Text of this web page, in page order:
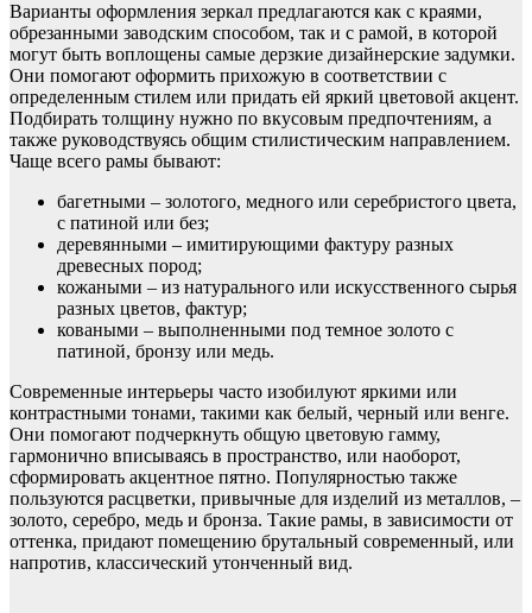
Варианты оформления зеркал предлагаются как с краями,
обрезанными заводским способом, так и с рамой, в которой
могут быть воплощены самые дерзкие дизайнерские задумки.
Они помогают оформить прихожую в соответствии с
определенным стилем или придать ей яркий цветовой акцент.
Подбирать толщину нужно по вкусовым предпочтениям, а
также руководствуясь общим стилистическим направлением.
Чаще всего рамы бывают:
багетными – золотого, медного или серебристого цвета,
с патиной или без;
деревянными – имитирующими фактуру разных
древесных пород;
кожаными – из натурального или искусственного сырья
разных цветов, фактур;
коваными – выполненными под темное золото с
патиной, бронзу или медь.
Современные интерьеры часто изобилуют яркими или
контрастными тонами, такими как белый, черный или венге.
Они помогают подчеркнуть общую цветовую гамму,
гармонично вписываясь в пространство, или наоборот,
сформировать акцентное пятно. Популярностью также
пользуются расцветки, привычные для изделий из металлов, –
золото, серебро, медь и бронза. Такие рамы, в зависимости от
оттенка, придают помещению брутальный современный, или
напротив, классический утонченный вид.